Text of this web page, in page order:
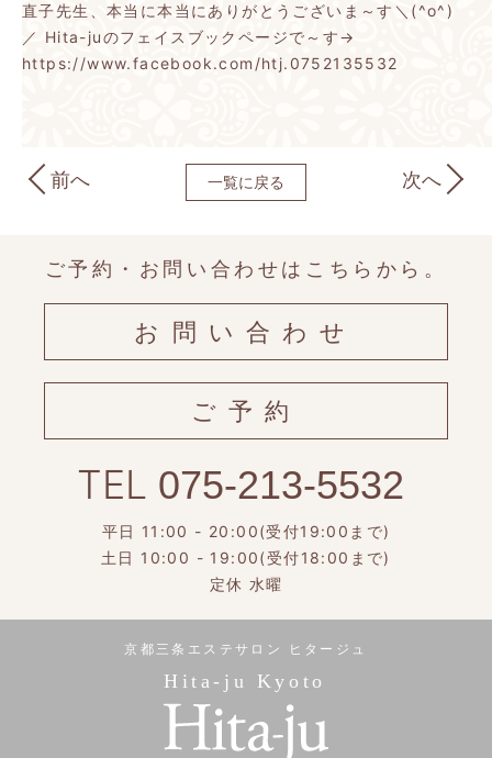
直子先生、本当に本当にありがとうございま～す＼(^o^)
／ Hita-juのフェイスブックページで～す→
https://www.facebook.com/htj.0752135532
前へ 一覧に戻る 次へ
ご予約・お問い合わせはこちらから。
お問い合わせ
ご予約
TEL 075-213-5532
平日 11:00 - 20:00(受付19:00まで)
土日 10:00 - 19:00(受付18:00まで)
定休 水曜
京都三条エステサロン ヒタージュ
Hita-ju Kyoto